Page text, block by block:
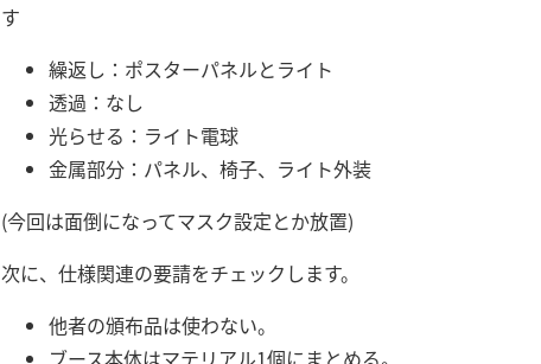
す
繰返し：ポスターパネルとライト
透過：なし
光らせる：ライト電球
金属部分：パネル、椅子、ライト外装
(今回は面倒になってマスク設定とか放置)
次に、仕様関連の要請をチェックします。
他者の頒布品は使わない。